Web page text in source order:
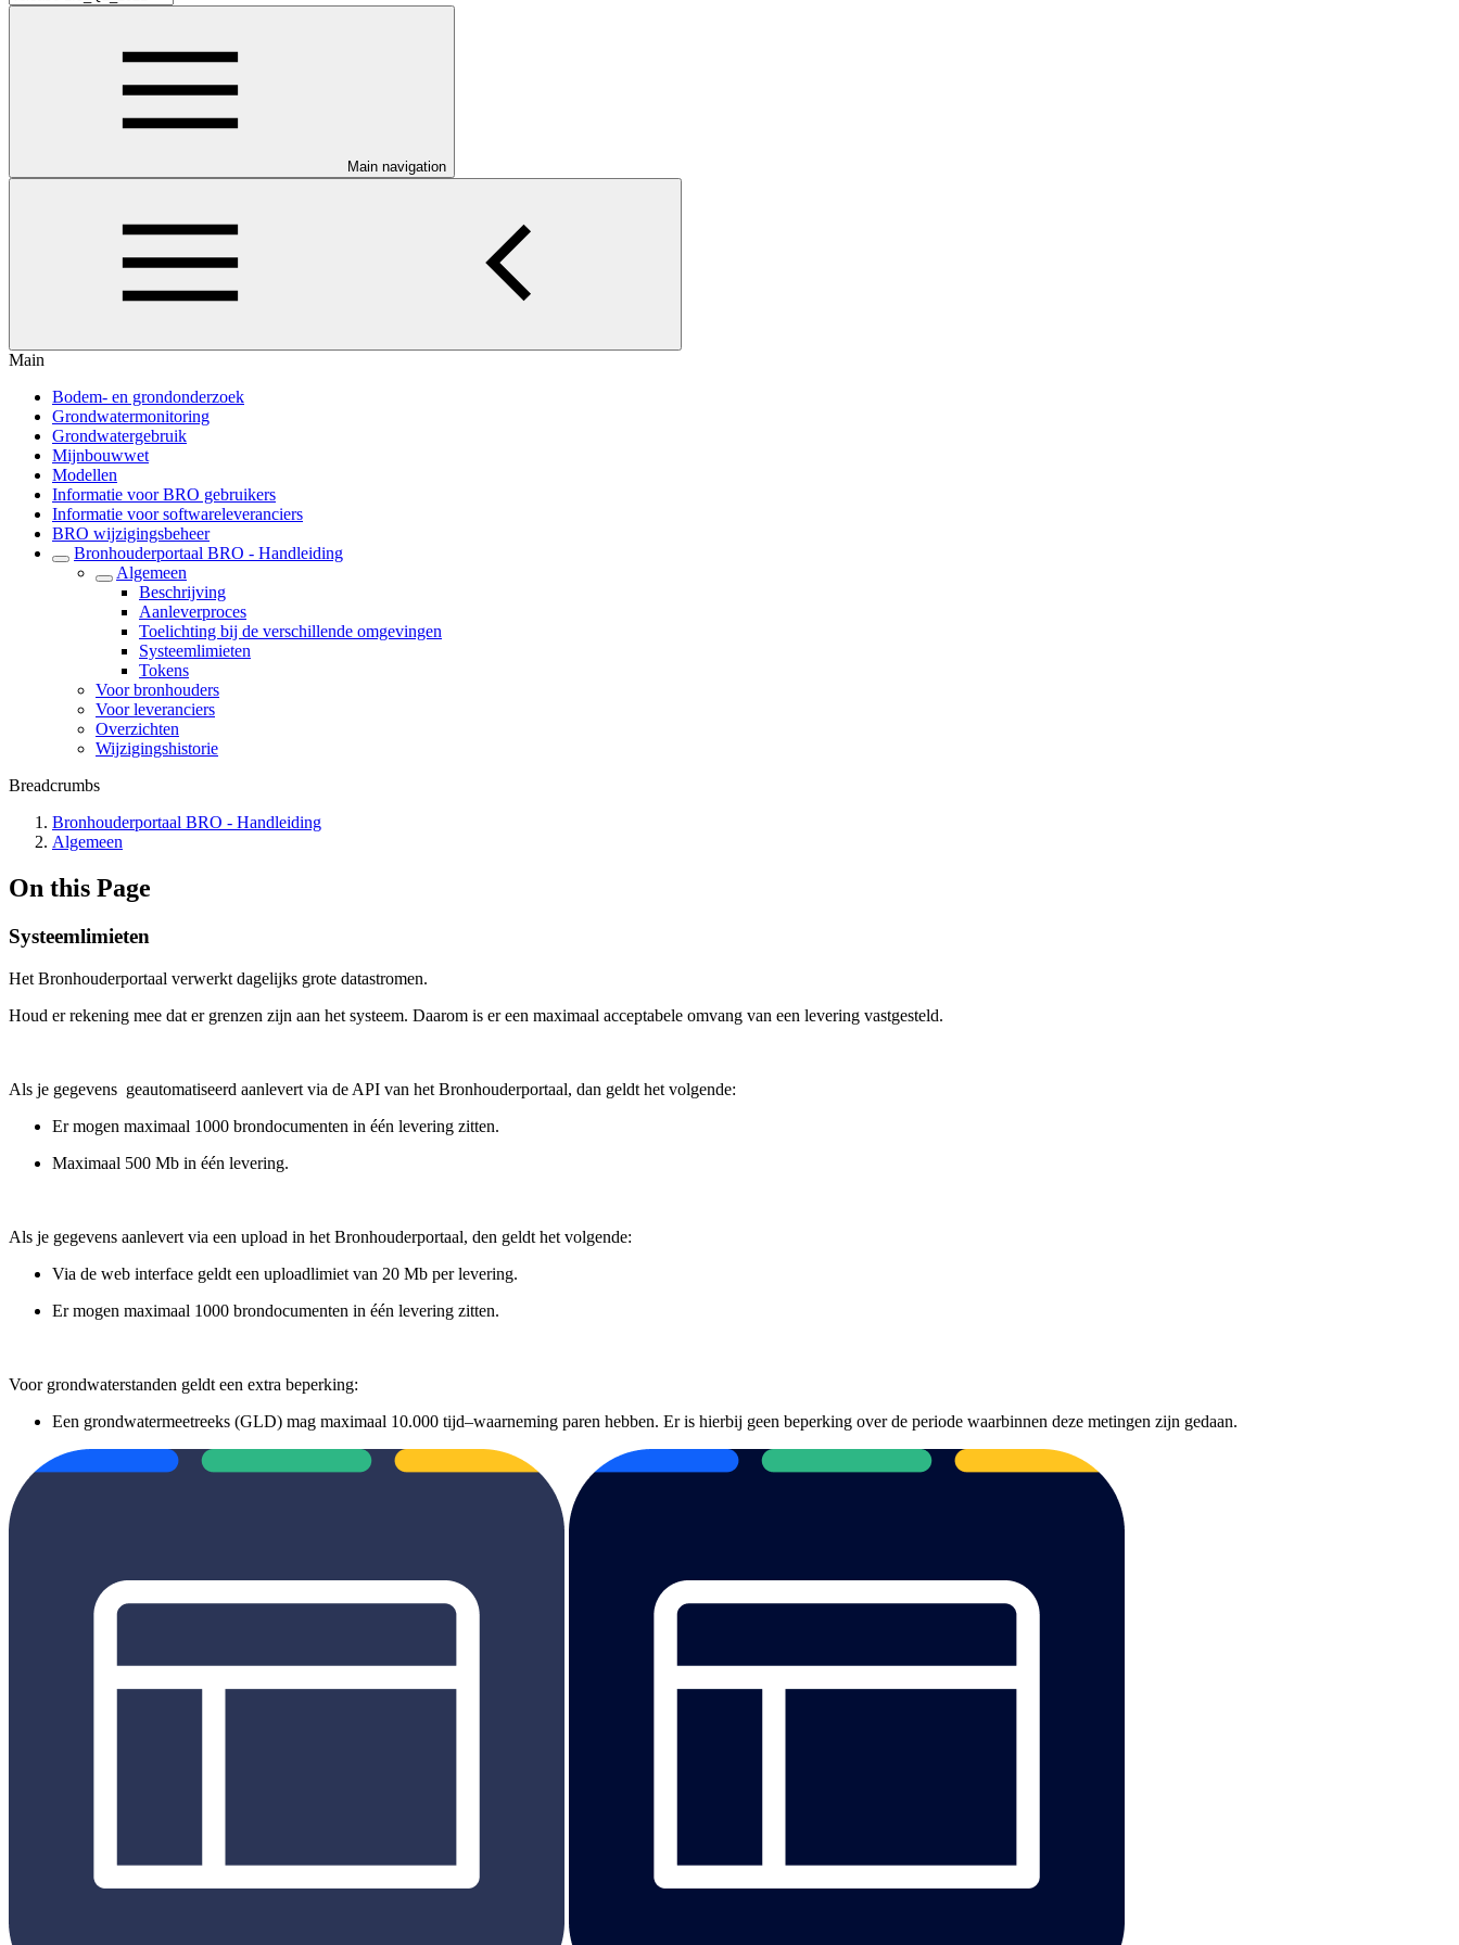
Main navigation
Main
Bodem- en grondonderzoek
Grondwatermonitoring
Grondwatergebruik
Mijnbouwwet
Modellen
Informatie voor BRO gebruikers
Informatie voor softwareleveranciers
BRO wijzigingsbeheer
Bronhouderportaal BRO - Handleiding
Algemeen
Beschrijving
Aanleverproces
Toelichting bij de verschillende omgevingen
Systeemlimieten
Tokens
Voor bronhouders
Voor leveranciers
Overzichten
Wijzigingshistorie
Breadcrumbs
Bronhouderportaal BRO - Handleiding
Algemeen
On this Page
Systeemlimieten
Het Bronhouderportaal verwerkt dagelijks grote datastromen.
Houd er rekening mee dat er grenzen zijn aan het systeem. Daarom is er een maximaal acceptabele omvang van een levering vastgesteld.
Als je gegevens geautomatiseerd aanlevert via de API van het Bronhouderportaal, dan geldt het volgende:
Er mogen maximaal 1000 brondocumenten in één levering zitten.
Maximaal 500 Mb in één levering.
Als je gegevens aanlevert via een upload in het Bronhouderportaal, den geldt het volgende:
Via de web interface geldt een uploadlimiet van 20 Mb per levering.
Er mogen maximaal 1000 brondocumenten in één levering zitten.
Voor grondwaterstanden geldt een extra beperking:
Een grondwatermeetreeks (GLD) mag maximaal 10.000 tijd–waarneming paren hebben. Er is hierbij geen beperking over de periode waarbinnen deze metingen zijn gedaan.